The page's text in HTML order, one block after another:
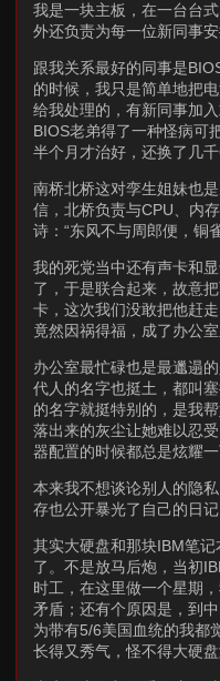
我是一块主板，在一台台
外还负责为每一位新同事
跟我关系最好的同事是
的时候，我只是简单地把
给我处理的，有新同事加
BIOS老弟得了一种怪病可
半个月才治好，还换了几
南桥北桥这对孪生姐妹也
信，北桥负责与CPU、内
诗：“东风不与周郎便，铜
我的死党当中还有声卡和
了，于是联合起来，故意
卡，这次我们没敢把他赶
竟然因祸得福，成了办公室
办公室最忙碌也是最邋遢
代人的名字也挺土，都叫
的名字就挺特别的，是我
落出来的灰尘让她难以忍
器配置的时候都总是炫耀
本来我不想谈论别人的隐
存也公开暴光了自己的日
其实大硬盘和那块IBM笔
了。不是放马后炮，当初
时工，在这里做一个星期
矛盾；还有个原因是，到
为带有5/6美国血统的我都
长得又秀气，怪不得大硬盘